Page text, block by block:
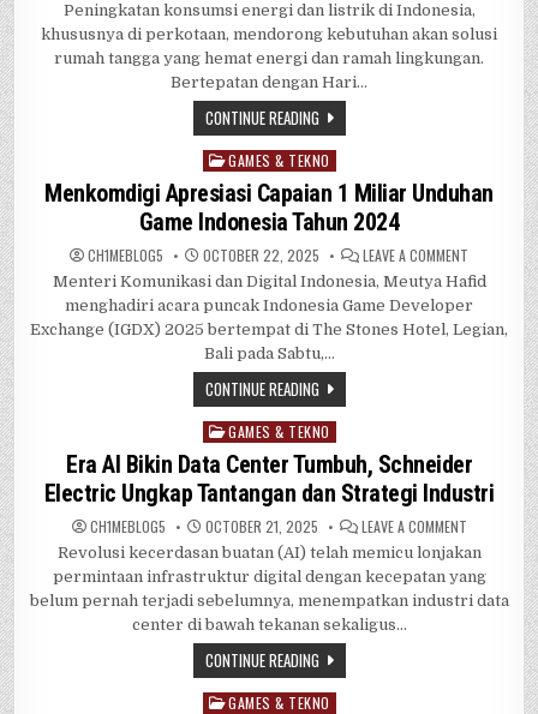
SAMSUNG
BESPOKE
AI
HOME
APPLIANCE
Peningkatan konsumsi energi dan listrik di Indonesia,
khususnya di perkotaan, mendorong kebutuhan akan solusi
rumah tangga yang hemat energi dan ramah lingkungan.
Bertepatan dengan Hari…
CONTINUE READING
Posted
in
GAMES & TEKNO
Menkomdigi Apresiasi Capaian 1 Miliar Unduhan
Game Indonesia Tahun 2024
CH1MEBL0G5 OCTOBER 22, 2025 LEAVE A COMMENT
APRESIASI
1
MILIAR
UNDUHAN
INDONESIA
Menteri Komunikasi dan Digital Indonesia, Meutya Hafid
menghadiri acara puncak Indonesia Game Developer
Exchange (IGDX) 2025 bertempat di The Stones Hotel, Legian,
Bali pada Sabtu,…
CONTINUE READING
Posted
in
GAMES & TEKNO
Era AI Bikin Data Center Tumbuh, Schneider
Electric Ungkap Tantangan dan Strategi Industri
CH1MEBL0G5 OCTOBER 21, 2025 LEAVE A COMMENTON
AI
DATA
CENTER
TUMBUH,
SCHNEIDER
TANTANGAN
Revolusi kecerdasan buatan (AI) telah memicu lonjakan
permintaan infrastruktur digital dengan kecepatan yang
belum pernah terjadi sebelumnya, menempatkan industri data
center di bawah tekanan sekaligus…
CONTINUE READING
Posted
GAMES & TEKNO